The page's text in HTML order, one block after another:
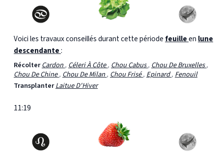
Voici les travaux conseillés durant cette période feuilleen lune
descendante:
RécolterCardon,Céleri À Côte,Chou Cabus,Chou De Bruxelles,
Chou De Chine,Chou De Milan,Chou Frisé,Epinard,Fenouil
TransplanterLaitue D'Hiver
11:19